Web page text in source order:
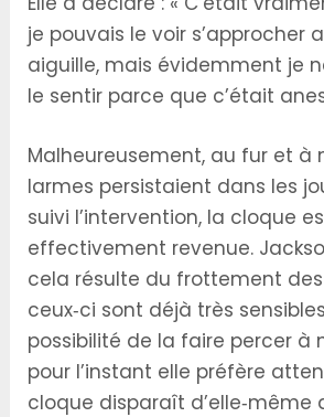
je pouvais le voir s’approcher
aiguille, mais évidemment je
le sentir parce que c’était
Malheureusement, au fur et à
larmes persistaient dans les
suivi l’intervention, la cloque
effectivement revenue.
cela résulte du frottement
ceux‑ci sont déjà très
possibilité de la faire percer à
pour l’instant elle préfère
cloque disparaît d’elle‑même